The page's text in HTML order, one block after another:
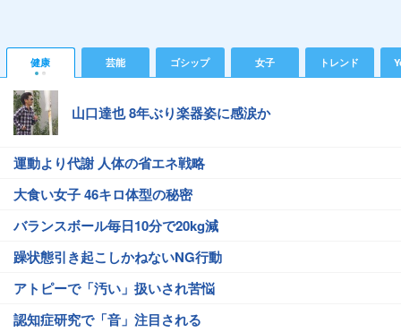
健康 芸能 ゴシップ 女子 トレンド
山口達也 8年ぶり楽器姿に感涙か
運動より代謝 人体の省エネ戦略
大食い女子 46キロ体型の秘密
バランスボール毎日10分で20kg減
躁状態引き起こしかねないNG行動
アトピーで「汚い」扱いされ苦悩
認知症研究で「音」注目される